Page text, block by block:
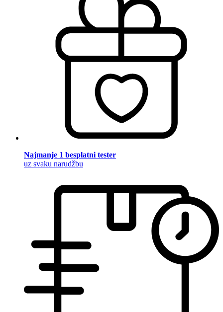
Najmanje 1 besplatni tester
uz svaku narudžbu